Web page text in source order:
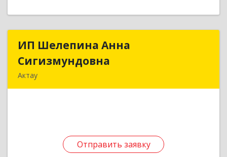
ИП Шелепина Анна
Сигизмундовна
Актау
Отправить заявку
ИП Шелепина Анна
Отправить заявку